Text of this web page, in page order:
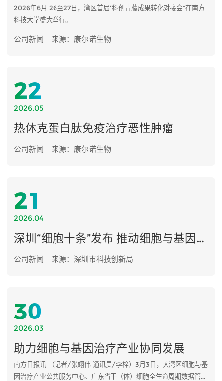
2026年6月 26至27日，湾区首届“科创青藤成果转化对接会”在南方
科技大学盛大举行。
公司新闻 来源：康尔诺生物
22
2026.05
热休克蛋白肽免疫治疗恶性肿瘤
公司新闻 来源：康尔诺生物
21
2026.04
深圳“细胞十条”发布 推动细胞与基因产业提速发展
公司新闻 来源：深圳市科技创新局
30
2026.03
助力细胞与基因治疗产业协同发展
南方日报讯 （记者/张翊伟 通讯员/李梓）3月3日，大湾区细胞与基
因治疗产业公共服务中心、广东省干（体）细胞全生命周期数据管理